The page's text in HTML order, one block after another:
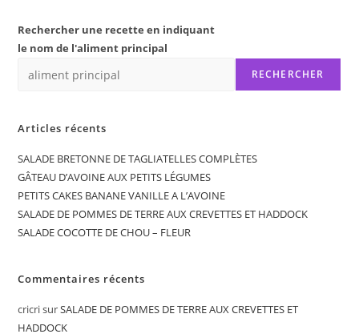
Rechercher une recette en indiquant
le nom de l'aliment principal
RECHERCHER
Articles récents
SALADE BRETONNE DE TAGLIATELLES COMPLÈTES
GÂTEAU D’AVOINE AUX PETITS LÉGUMES
PETITS CAKES BANANE VANILLE A L’AVOINE
SALADE DE POMMES DE TERRE AUX CREVETTES ET HADDOCK
SALADE COCOTTE DE CHOU – FLEUR
Commentaires récents
cricrisurSALADE DE POMMES DE TERRE AUX CREVETTES ET
HADDOCK